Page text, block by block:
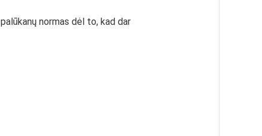
normas dėl to, kad dar